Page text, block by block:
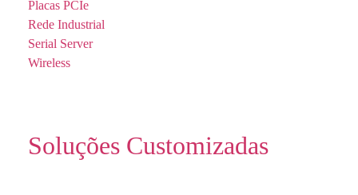
Placas PCIe
Rede Industrial
Serial Server
Wireless
Soluções Customizadas